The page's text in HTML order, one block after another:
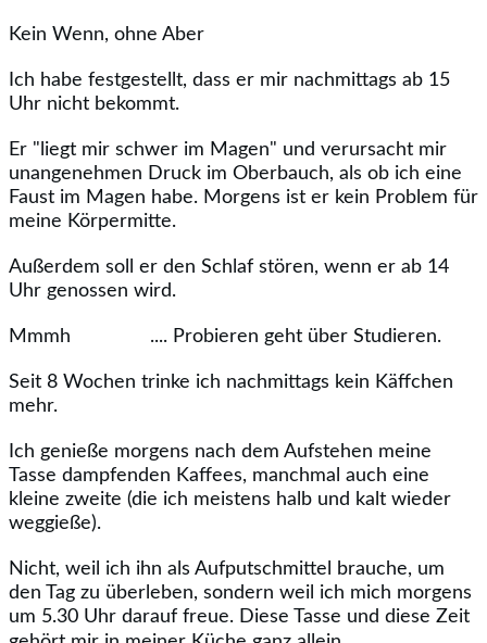
Kein Wenn, ohne Aber
Ich habe festgestellt, dass er mir nachmittags ab 15
Uhr nicht bekommt.
Er "liegt mir schwer im Magen" und verursacht mir
unangenehmen Druck im Oberbauch, als ob ich eine
Faust im Magen habe. Morgens ist er kein Problem für
meine Körpermitte.
Außerdem soll er den Schlaf stören, wenn er ab 14
Uhr genossen wird.
Mmmh .... Probieren geht über Studieren.
Seit 8 Wochen trinke ich nachmittags kein Käffchen
mehr.
Ich genieße morgens nach dem Aufstehen meine
Tasse dampfenden Kaffees, manchmal auch eine
kleine zweite (die ich meistens halb und kalt wieder
weggieße).
Nicht, weil ich ihn als Aufputschmittel brauche, um
den Tag zu überleben, sondern weil ich mich morgens
um 5.30 Uhr darauf freue. Diese Tasse und diese Zeit